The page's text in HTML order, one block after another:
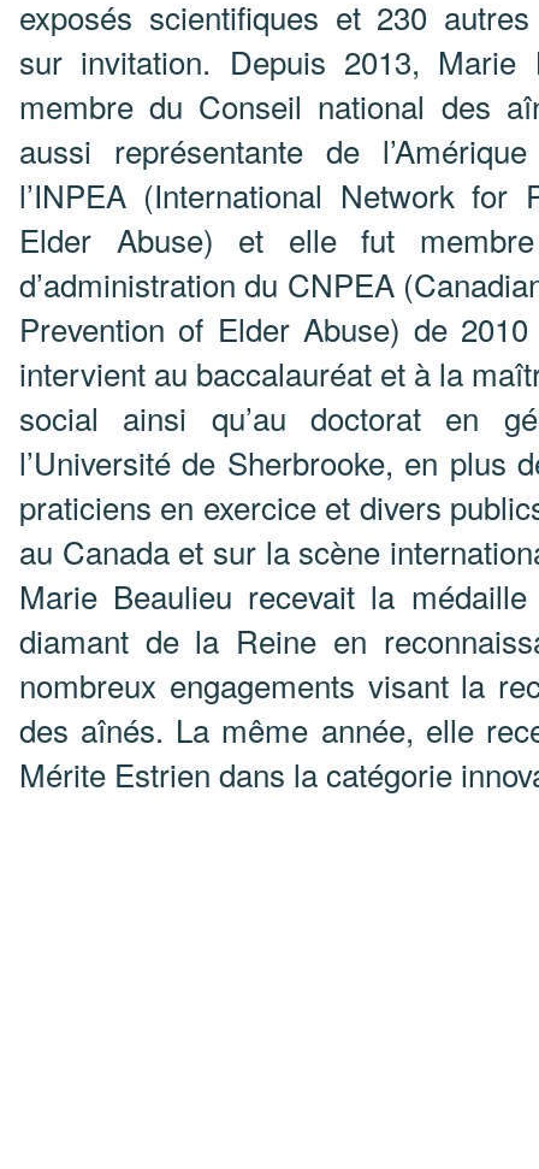
exposés scientifiques et 230
sur invitation. Depuis 2013, Marie
membre du Conseil national des
aussi représentante de
l’INPEA (International Network for
Elder Abuse) et elle fut
d’administration du CNPEA
Prevention of Elder Abuse) de
intervient au baccalauréat et à la
social ainsi qu’au doctorat en
l’Université de Sherbrooke, en plus
praticiens en exercice et divers
au Canada et sur la scène
Marie Beaulieu recevait la
diamant de la Reine en
nombreux engagements visant la
des aînés. La même année, elle
Mérite Estrien dans la catégorie